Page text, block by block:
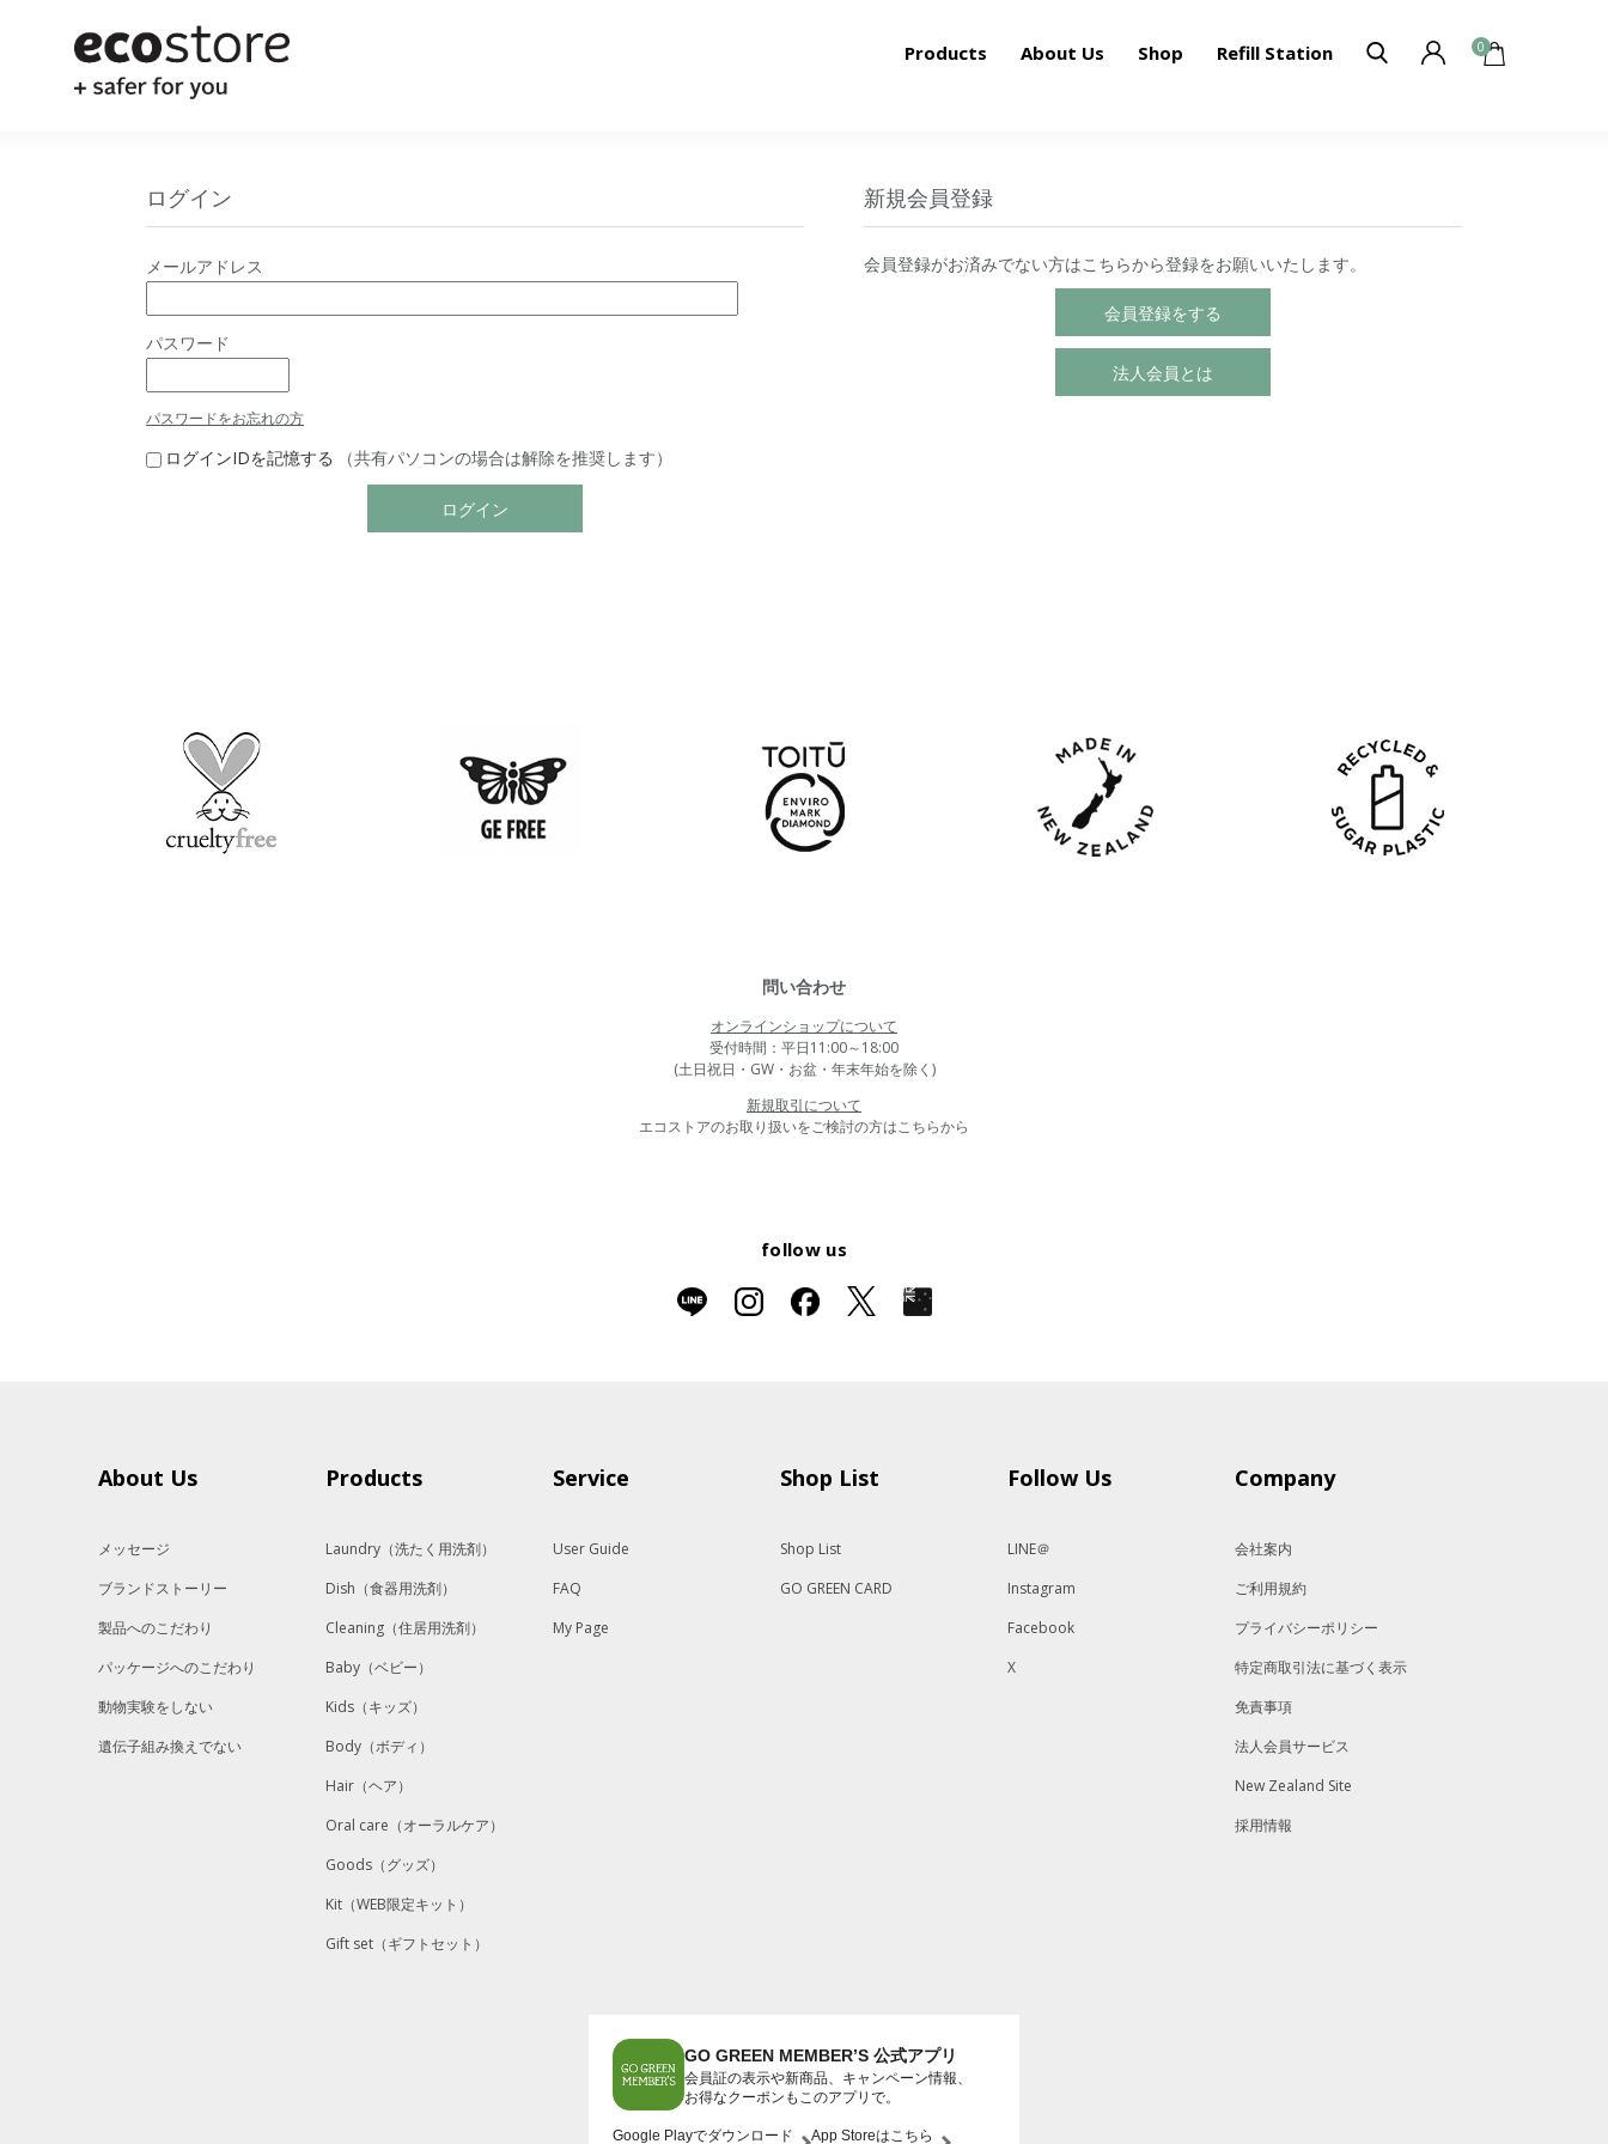
Products About Us Shop Refill Station 0
ログイン
メールアドレス
パスワード
パスワードをお忘れの方
ログインIDを記憶する （共有パソコンの場合は解除を推奨します）
ログイン
新規会員登録
会員登録がお済みでない方はこちらから登録をお願いいたします。
会員登録をする
法人会員とは
問い合わせ
オンラインショップについて
受付時間：平日11:00～18:00
(土日祝日・GW・お盆・年末年始を除く)
新規取引について
エコストアのお取り扱いをご検討の方はこちらから
follow us
About Us
メッセージ
ブランドストーリー
製品へのこだわり
パッケージへのこだわり
動物実験をしない
遺伝子組み換えでない
Products
Laundry （洗たく用洗剤）
Dish （食器用洗剤）
Cleaning （住居用洗剤）
Baby （ベビー）
Kids （キッズ）
Body （ボディ）
Hair （ヘア）
Oral care （オーラルケア）
Goods （グッズ）
Kit （WEB限定キット）
Gift set （ギフトセット）
Service
User Guide
FAQ
My Page
Shop List
Shop List
GO GREEN CARD
Follow Us
LINE＠
Instagram
Facebook
X
Company
会社案内
ご利用規約
プライバシーポリシー
特定商取引法に基づく表示
免責事項
法人会員サービス
New Zealand Site
採用情報
GO GREEN MEMBER’S 公式アプリ
会員証の表示や新商品、キャンペーン情報、
お得なクーポンもこのアプリで。
Google Playでダウンロード App Storeはこちら